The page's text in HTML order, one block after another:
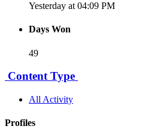
Yesterday at 04:09 PM
Days Won
49
Content Type
All Activity
Profiles